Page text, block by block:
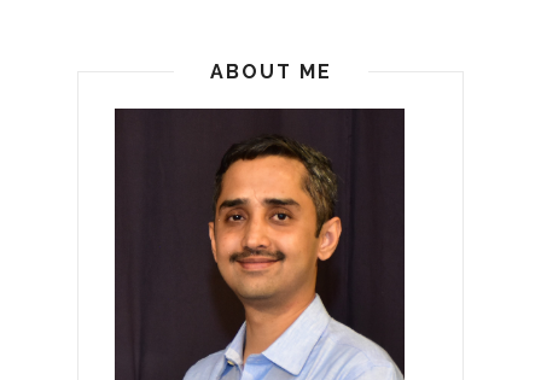
ABOUT ME